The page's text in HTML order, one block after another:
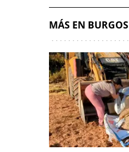
MÁS EN BURGOS